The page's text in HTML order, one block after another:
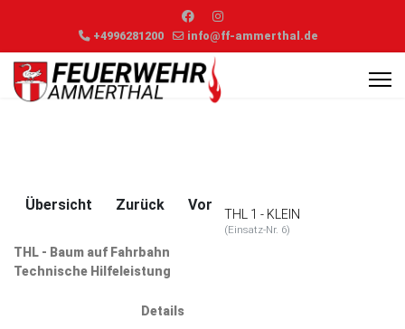
+4996281200 info@ff-ammerthal.de
Übersicht Zurück Vor
THL 1 - KLEIN
(Einsatz-Nr. 6)
THL - Baum auf Fahrbahn
Technische Hilfeleistung
Details